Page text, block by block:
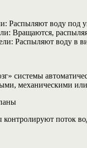
Распыляют воду под
Вращаются,
Распыляют воду в
системы
механическими
поток